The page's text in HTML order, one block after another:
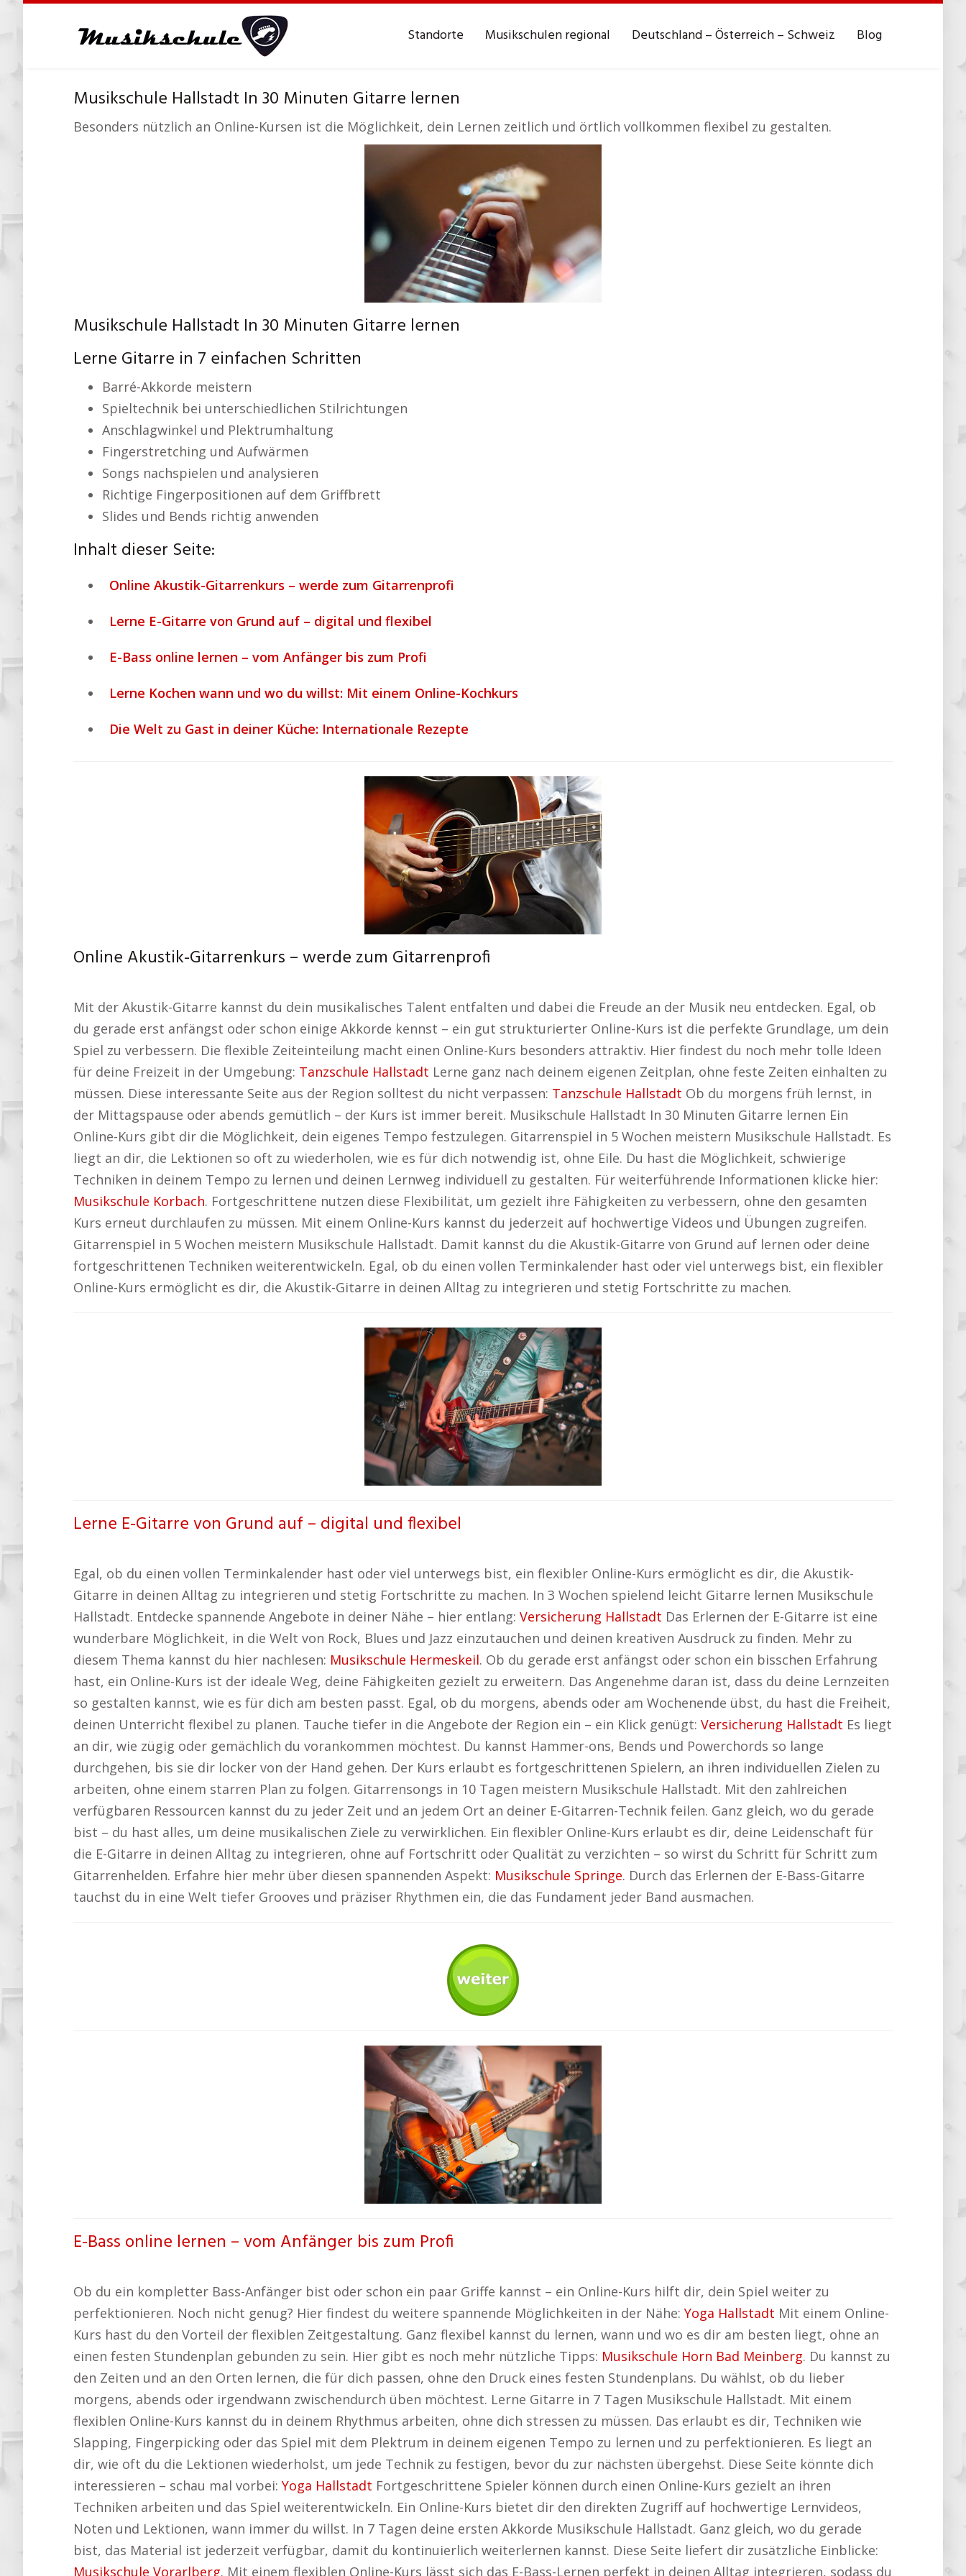
content
Standorte Musikschulen regional Deutschland – Österreich – Schweiz Blog
Musikschule Hallstadt In 30 Minuten Gitarre lernen
Besonders nützlich an Online-Kursen ist die Möglichkeit, dein Lernen zeitlich und örtlich vollkommen flexibel zu gestalten.
Musikschule Hallstadt In 30 Minuten Gitarre lernen
Lerne Gitarre in 7 einfachen Schritten
Barré-Akkorde meistern
Spieltechnik bei unterschiedlichen Stilrichtungen
Anschlagwinkel und Plektrumhaltung
Fingerstretching und Aufwärmen
Songs nachspielen und analysieren
Richtige Fingerpositionen auf dem Griffbrett
Slides und Bends richtig anwenden
Inhalt dieser Seite:
Online Akustik-Gitarrenkurs – werde zum Gitarrenprofi
Lerne E-Gitarre von Grund auf – digital und flexibel
E-Bass online lernen – vom Anfänger bis zum Profi
Lerne Kochen wann und wo du willst: Mit einem Online-Kochkurs
Die Welt zu Gast in deiner Küche: Internationale Rezepte
Online Akustik-Gitarrenkurs – werde zum Gitarrenprofi
Mit der Akustik-Gitarre kannst du dein musikalisches Talent entfalten und dabei die Freude an der Musik neu entdecken. Egal, ob
du gerade erst anfängst oder schon einige Akkorde kennst – ein gut strukturierter Online-Kurs ist die perfekte Grundlage, um dein
Spiel zu verbessern. Die flexible Zeiteinteilung macht einen Online-Kurs besonders attraktiv. Hier findest du noch mehr tolle Ideen
für deine Freizeit in der Umgebung: Tanzschule Hallstadt Lerne ganz nach deinem eigenen Zeitplan, ohne feste Zeiten einhalten zu
müssen. Diese interessante Seite aus der Region solltest du nicht verpassen: Tanzschule Hallstadt Ob du morgens früh lernst, in
der Mittagspause oder abends gemütlich – der Kurs ist immer bereit. Musikschule Hallstadt In 30 Minuten Gitarre lernen Ein
Online-Kurs gibt dir die Möglichkeit, dein eigenes Tempo festzulegen. Gitarrenspiel in 5 Wochen meistern Musikschule Hallstadt. Es
liegt an dir, die Lektionen so oft zu wiederholen, wie es für dich notwendig ist, ohne Eile. Du hast die Möglichkeit, schwierige
Techniken in deinem Tempo zu lernen und deinen Lernweg individuell zu gestalten. Für weiterführende Informationen klicke hier:
Musikschule Korbach. Fortgeschrittene nutzen diese Flexibilität, um gezielt ihre Fähigkeiten zu verbessern, ohne den gesamten
Kurs erneut durchlaufen zu müssen. Mit einem Online-Kurs kannst du jederzeit auf hochwertige Videos und Übungen zugreifen.
Gitarrenspiel in 5 Wochen meistern Musikschule Hallstadt. Damit kannst du die Akustik-Gitarre von Grund auf lernen oder deine
fortgeschrittenen Techniken weiterentwickeln. Egal, ob du einen vollen Terminkalender hast oder viel unterwegs bist, ein flexibler
Online-Kurs ermöglicht es dir, die Akustik-Gitarre in deinen Alltag zu integrieren und stetig Fortschritte zu machen.
Lerne E-Gitarre von Grund auf – digital und flexibel
Egal, ob du einen vollen Terminkalender hast oder viel unterwegs bist, ein flexibler Online-Kurs ermöglicht es dir, die Akustik-
Gitarre in deinen Alltag zu integrieren und stetig Fortschritte zu machen. In 3 Wochen spielend leicht Gitarre lernen Musikschule
Hallstadt. Entdecke spannende Angebote in deiner Nähe – hier entlang: Versicherung Hallstadt Das Erlernen der E-Gitarre ist eine
wunderbare Möglichkeit, in die Welt von Rock, Blues und Jazz einzutauchen und deinen kreativen Ausdruck zu finden. Mehr zu
diesem Thema kannst du hier nachlesen: Musikschule Hermeskeil. Ob du gerade erst anfängst oder schon ein bisschen Erfahrung
hast, ein Online-Kurs ist der ideale Weg, deine Fähigkeiten gezielt zu erweitern. Das Angenehme daran ist, dass du deine Lernzeiten
so gestalten kannst, wie es für dich am besten passt. Egal, ob du morgens, abends oder am Wochenende übst, du hast die Freiheit,
deinen Unterricht flexibel zu planen. Tauche tiefer in die Angebote der Region ein – ein Klick genügt: Versicherung Hallstadt Es liegt
an dir, wie zügig oder gemächlich du vorankommen möchtest. Du kannst Hammer-ons, Bends und Powerchords so lange
durchgehen, bis sie dir locker von der Hand gehen. Der Kurs erlaubt es fortgeschrittenen Spielern, an ihren individuellen Zielen zu
arbeiten, ohne einem starren Plan zu folgen. Gitarrensongs in 10 Tagen meistern Musikschule Hallstadt. Mit den zahlreichen
verfügbaren Ressourcen kannst du zu jeder Zeit und an jedem Ort an deiner E-Gitarren-Technik feilen. Ganz gleich, wo du gerade
bist – du hast alles, um deine musikalischen Ziele zu verwirklichen. Ein flexibler Online-Kurs erlaubt es dir, deine Leidenschaft für
die E-Gitarre in deinen Alltag zu integrieren, ohne auf Fortschritt oder Qualität zu verzichten – so wirst du Schritt für Schritt zum
Gitarrenhelden. Erfahre hier mehr über diesen spannenden Aspekt: Musikschule Springe. Durch das Erlernen der E-Bass-Gitarre
tauchst du in eine Welt tiefer Grooves und präziser Rhythmen ein, die das Fundament jeder Band ausmachen.
E-Bass online lernen – vom Anfänger bis zum Profi
Ob du ein kompletter Bass-Anfänger bist oder schon ein paar Griffe kannst – ein Online-Kurs hilft dir, dein Spiel weiter zu
perfektionieren. Noch nicht genug? Hier findest du weitere spannende Möglichkeiten in der Nähe: Yoga Hallstadt Mit einem Online-
Kurs hast du den Vorteil der flexiblen Zeitgestaltung. Ganz flexibel kannst du lernen, wann und wo es dir am besten liegt, ohne an
einen festen Stundenplan gebunden zu sein. Hier gibt es noch mehr nützliche Tipps: Musikschule Horn Bad Meinberg. Du kannst zu
den Zeiten und an den Orten lernen, die für dich passen, ohne den Druck eines festen Stundenplans. Du wählst, ob du lieber
morgens, abends oder irgendwann zwischendurch üben möchtest. Lerne Gitarre in 7 Tagen Musikschule Hallstadt. Mit einem
flexiblen Online-Kurs kannst du in deinem Rhythmus arbeiten, ohne dich stressen zu müssen. Das erlaubt es dir, Techniken wie
Slapping, Fingerpicking oder das Spiel mit dem Plektrum in deinem eigenen Tempo zu lernen und zu perfektionieren. Es liegt an
dir, wie oft du die Lektionen wiederholst, um jede Technik zu festigen, bevor du zur nächsten übergehst. Diese Seite könnte dich
interessieren – schau mal vorbei: Yoga Hallstadt Fortgeschrittene Spieler können durch einen Online-Kurs gezielt an ihren
Techniken arbeiten und das Spiel weiterentwickeln. Ein Online-Kurs bietet dir den direkten Zugriff auf hochwertige Lernvideos,
Noten und Lektionen, wann immer du willst. In 7 Tagen deine ersten Akkorde Musikschule Hallstadt. Ganz gleich, wo du gerade
bist, das Material ist jederzeit verfügbar, damit du kontinuierlich weiterlernen kannst. Diese Seite liefert dir zusätzliche Einblicke:
Musikschule Vorarlberg. Mit einem flexiblen Online-Kurs lässt sich das E-Bass-Lernen perfekt in deinen Alltag integrieren, sodass du